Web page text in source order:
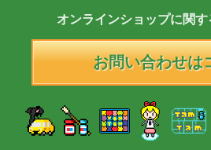
オンラインショップに関す
お問い合わせは